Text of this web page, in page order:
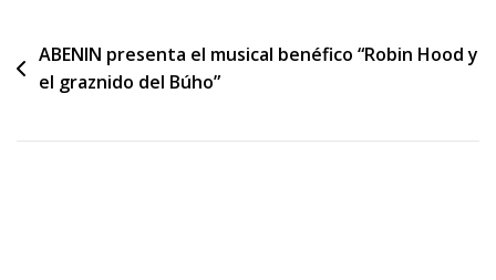
Navegación
de
ABENIN presenta el musical benéfico “Robin Hood y
el graznido del Búho”